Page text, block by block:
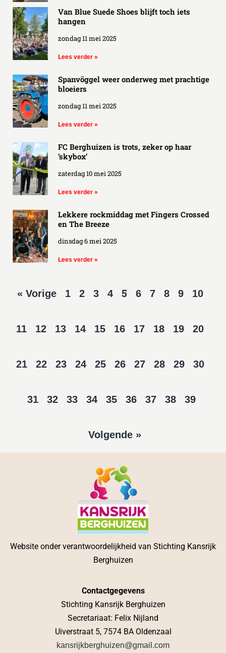
Van Blue Suede Shoes blijft toch iets
hangen
zondag 11 mei 2025
Lees verder »
Spanvöggel weer onderweg met prachtige
bloeiers
zondag 11 mei 2025
Lees verder »
FC Berghuizen is trots, zeker op haar
‘skybox’
zaterdag 10 mei 2025
Lees verder »
Lekkere rockmiddag met Fingers Crossed
en The Breeze
dinsdag 6 mei 2025
Lees verder »
« Vorige 1 2 3 4 5 6 7 8 9 10
11 12 13 14 15 16 17 18 19 20
21 22 23 24 25 26 27 28 29 30
31 32 33 34 35 36 37 38 39
Volgende »
Website onder verantwoordelijkheid van Stichting Kansrijk
Berghuizen
Contactgegevens
Stichting Kansrijk Berghuizen
Secretariaat: Felix Nijland
Uiverstraat 5, 7574 BA Oldenzaal
kansrijkberghuizen@gmail.com